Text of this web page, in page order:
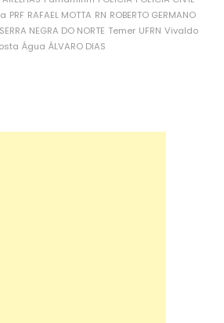
PRF RAFAEL MOTTA RN ROBERTO GERMANO
SERRA NEGRA DO NORTE Temer UFRN Vivaldo
Água ÁLVARO DIAS